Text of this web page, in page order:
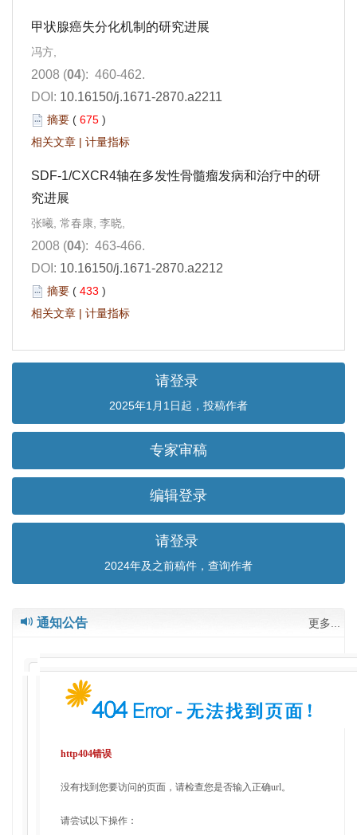
甲状腺癌失分化机制的研究进展
冯方,
2008 (04): 460-462.
DOI: 10.16150/j.1671-2870.a2211
摘要 ( 675 )
相关文章 | 计量指标
SDF-1/CXCR4轴在多发性骨髓瘤发病和治疗中的研
究进展
张曦, 常春康, 李晓,
2008 (04): 463-466.
DOI: 10.16150/j.1671-2870.a2212
摘要 ( 433 )
相关文章 | 计量指标
请登录
2025年1月1日起，投稿作者
专家审稿
编辑登录
请登录
2024年及之前稿件，查询作者
通知公告 更多...
http404错误
没有找到您要访问的页面，请检查您是否输入正确url。
请尝试以下操作：